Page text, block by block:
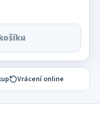
Vrácení online